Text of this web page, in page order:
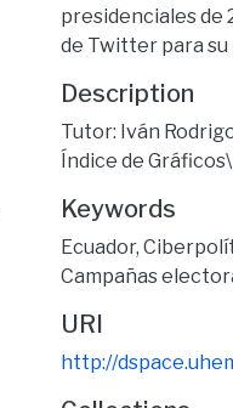
presidenciales de
de Twitter para
Description
Tutor: Iván
Índice de Gráficos\
Keywords
Ecuador,
Campañas
URI
http://